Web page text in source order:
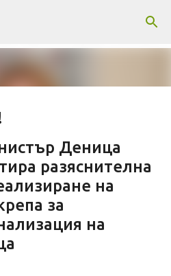
съдържание
Деница
разяснителна
на
за
на